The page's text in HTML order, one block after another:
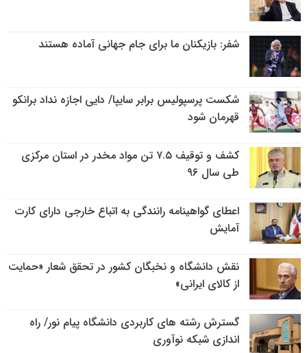
شفر: بازیکنان ما برای جام جهانی آماده هستند
شکست پرسپولیس برابر سایپا/ دایی اجازه نداد برانکو
قهرمان شود
کشف و توقیف ۷.۵ تن مواد مخدر در استان مرکزی
طی سال ۹۶
اعطای گواهینامه رانندگی به اتباع خارجی دارای کارت
آمایش
نقش دانشگاه و نخبگان کشور در تحقق شعار «حمایت
از کالای ایرانی»
گسترش رشته های کاربردی دانشگاه پیام نور/ راه
اندازی شبکه نوآوری